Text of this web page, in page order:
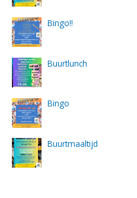
Bingo!!
Buurtlunch
Bingo
Buurtmaaltijd